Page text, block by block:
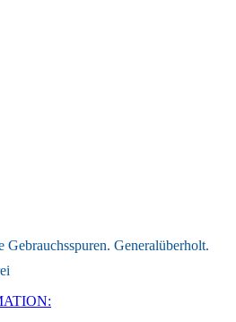
Gebrauchsspuren. Generalüberholt.